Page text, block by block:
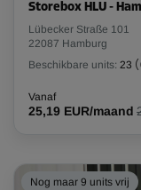
-10%
Vanaf
57,59 EUR/maand
Storebox HLU -
Lübecker Straße 101
22087 Hamburg
Beschikbare units: 23 (
Vanaf
25,19 EUR/maand
Nog maar 9 units vrij